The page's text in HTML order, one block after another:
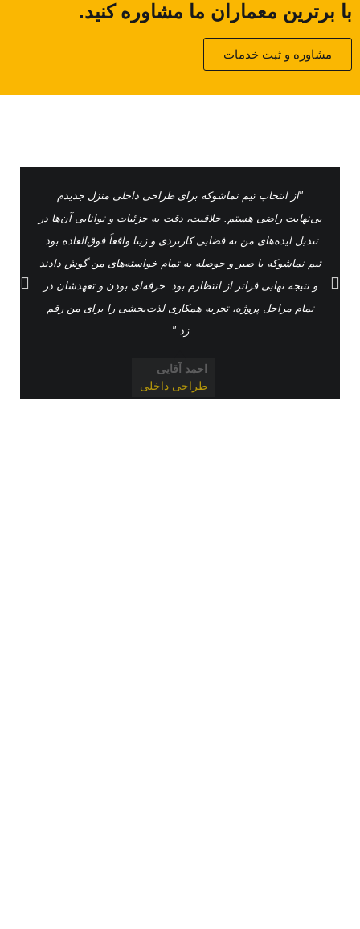
با برترین معماران ما مشاوره کنید.
مشاوره و ثبت خدمات
"از انتخاب تیم نماشوکه برای طراحی داخلی منزل جدیدم
بی‌نهایت راضی هستم. خلاقیت، دقت به جزئیات و توانایی آن‌ها در
تبدیل ایده‌های من به فضایی کاربردی و زیبا واقعاً فوق‌العاده بود.
تیم نماشوکه با صبر و حوصله به تمام خواسته‌های من گوش دادند
و نتیجه نهایی فراتر از انتظارم بود. حرفه‌ای بودن و تعهدشان در
تمام مراحل پروژه، تجربه همکاری لذت‌بخشی را برای من رقم
زد."
احمد آقایی
طراحی داخلی